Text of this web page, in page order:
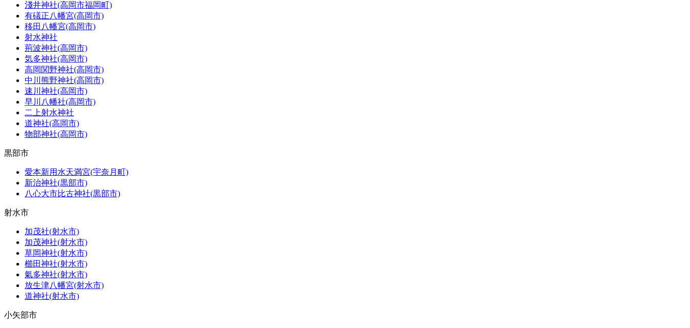
淺井神社(高岡市福岡町)
有礒正八幡宮(高岡市)
移田八幡宮(高岡市)
射水神社
荊波神社(高岡市)
気多神社(高岡市)
高岡関野神社(高岡市)
中川熊野神社(高岡市)
速川神社(高岡市)
早川八幡社(高岡市)
二上射水神社
道神社(高岡市)
物部神社(高岡市)
黒部市
愛本新用水天満宮(宇奈月町)
新治神社(黒部市)
八心大市比古神社(黒部市)
射水市
加茂社(射水市)
加茂神社(射水市)
草岡神社(射水市)
櫛田神社(射水市)
氣多神社(射水市)
放生津八幡宮(射水市)
道神社(射水市)
小矢部市